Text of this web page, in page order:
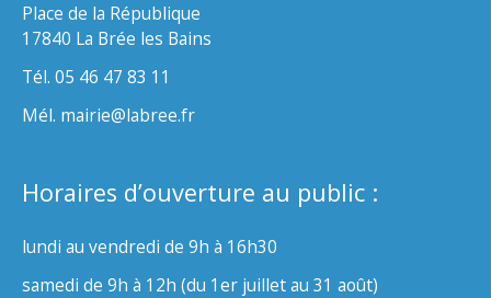
Place de la République
17840 La Brée les Bains
Tél. 05 46 47 83 11
Mél. mairie@labree.fr
Horaires d’ouverture au public :
lundi au vendredi de 9h à 16h30
samedi de 9h à 12h (du 1er juillet au 31 août)